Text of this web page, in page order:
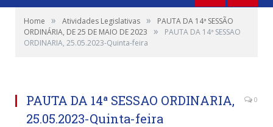
Home » Atividades Legislativas »
PAUTA DA 14ª SESSÃO
ORDINÁRIA, DE 25 DE MAIO DE 2023
»
PAUTA DA 14ª SESSAO
ORDINARIA, 25.05.2023-Quinta-feira
PAUTA DA 14ª SESSAO ORDINARIA,
25.05.2023-Quinta-feira
0